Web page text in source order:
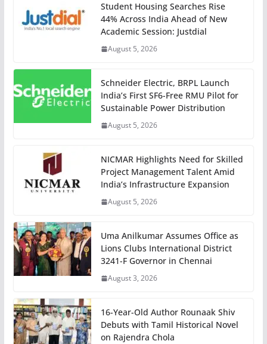
Student Housing Searches Rise
44% Across India Ahead of New
Academic Session: Justdial
August 5, 2026
Schneider Electric, BRPL Launch
India’s First SF6-Free RMU Pilot for
Sustainable Power Distribution
August 5, 2026
NICMAR Highlights Need for Skilled
Project Management Talent Amid
India’s Infrastructure Expansion
August 5, 2026
Uma Anilkumar Assumes Office as
Lions Clubs International District
3241-F Governor in Chennai
August 3, 2026
16-Year-Old Author Rounaak Shiv
Debuts with Tamil Historical Novel
on Rajendra Chola